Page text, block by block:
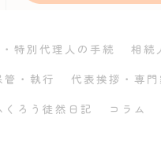
特別代理人の手続
相続
・執行
代表挨拶・専
くろう徒然日記 コラム